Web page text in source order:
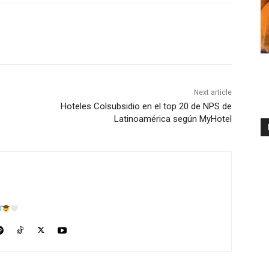
Next article
Hoteles Colsubsidio en el top 20 de NPS de
Latinoamérica según MyHotel